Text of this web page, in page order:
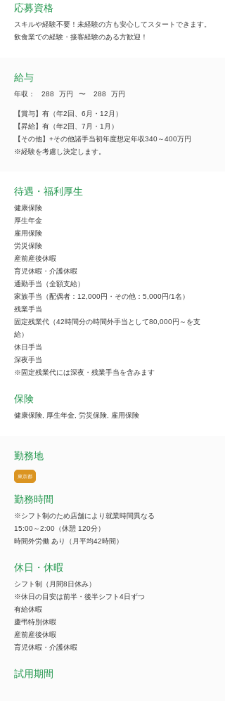
応募資格
スキルや経験不要！未経験の方も安心してスタートできます。
飲食業での経験・接客経験のある方歓迎！
給与
年収： 288 万円 ​〜 288 万円
【賞与】有（年2回、6月・12月）
【昇給】有（年2回、7月・1月）
【その他】+その他諸手当初年度想定年収340～400万円
※経験を考慮し決定します。
待遇・福利厚生
健康保険
厚生年金
雇用保険
労災保険
産前産後休暇
育児休暇・介護休暇
通勤手当（全額支給）
家族手当（配偶者：12,000円・その他：5,000円/1名）
残業手当
固定残業代（42時間分の時間外手当として80,000円～を支
給）
休日手当
深夜手当
※固定残業代には深夜・残業手当を含みます
保険
健康保険, 厚生年金, 労災保険, 雇用保険
勤務地
東京都
勤務時間
※シフト制のため店舗により就業時間異なる
15:00～2:00（休憩 120分）
時間外労働 あり（月平均42時間）
休日・休暇
シフト制（月間8日休み）
※休日の目安は前半・後半シフト4日ずつ
有給休暇
慶弔特別休暇
産前産後休暇
育児休暇・介護休暇
試用期間